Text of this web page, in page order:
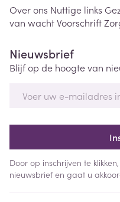
Over ons Nuttige links
van wachtVoorschrift
Nieuwsbrief
Blijf op de hoogte van
Door op inschrijven te
nieuwsbrief en gaat u